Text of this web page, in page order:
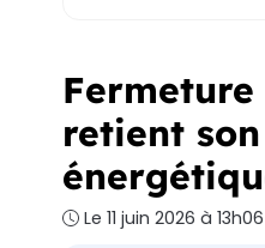
retient
Le 11 juin 2026 à 13h06